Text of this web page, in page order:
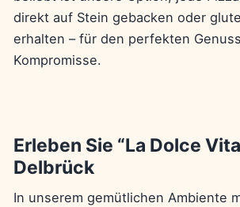
direkt auf Stein gebacken oder
erhalten – für den perfekten
Kompromisse.
Erleben Sie “La Dolce
Delbrück
In unserem gemütlichen Ambiente